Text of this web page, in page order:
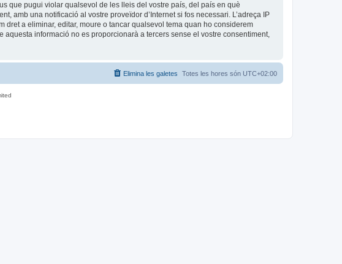
que pugui violar qualsevol de les lleis del vostre país, del país en què
amb una notificació al vostre proveïdor d’Internet si fos necessari. L’adreça IP
dret a eliminar, editar, moure o tancar qualsevol tema quan ho considerem
informació no es proporcionarà a tercers sense el vostre consentiment,
Totes les hores són UTC+02:00
Elimina les galetes